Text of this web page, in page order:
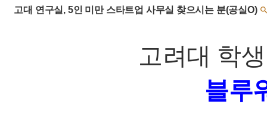
고대 연구실, 5인 미만 스타트업 사무실 찾으시는 분(공실O)
고려대 학
블루